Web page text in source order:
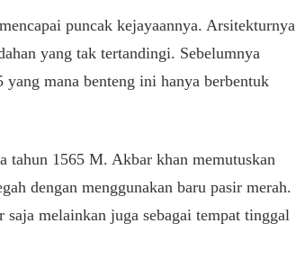
puncak kejayaannya. Arsitekturnya
yang tak tertandingi. Sebelumnya
mana benteng ini hanya berbentuk
tahun 1565 M. Akbar khan memutuskan
dengan menggunakan baru pasir merah.
melainkan juga sebagai tempat tinggal